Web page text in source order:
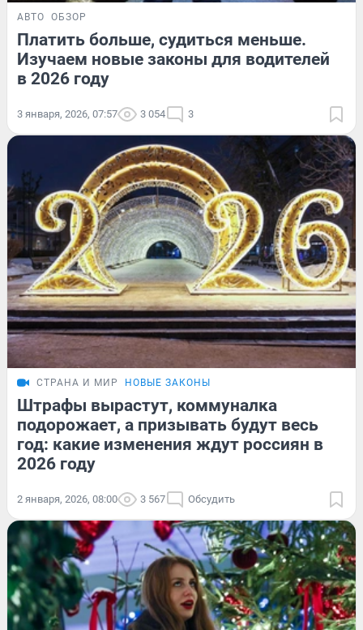
АВТО ОБЗОР
Платить больше, судиться меньше.
Изучаем новые законы для водителей
в 2026 году
3 января, 2026, 07:57 3 054 3
СТРАНА И МИР НОВЫЕ ЗАКОНЫ
Штрафы вырастут, коммуналка
подорожает, а призывать будут весь
год: какие изменения ждут россиян в
2026 году
2 января, 2026, 08:00 3 567 Обсудить